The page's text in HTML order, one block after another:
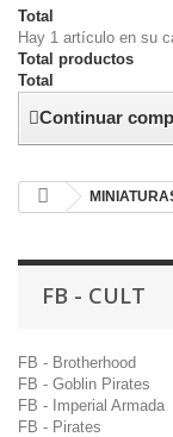
Total
Hay 1 artículo en su
Total productos
Total
Continuar
FB - CULT
FB - Brotherhood
FB - Goblin Pirates
FB - Imperial Armada
FB - Pirates